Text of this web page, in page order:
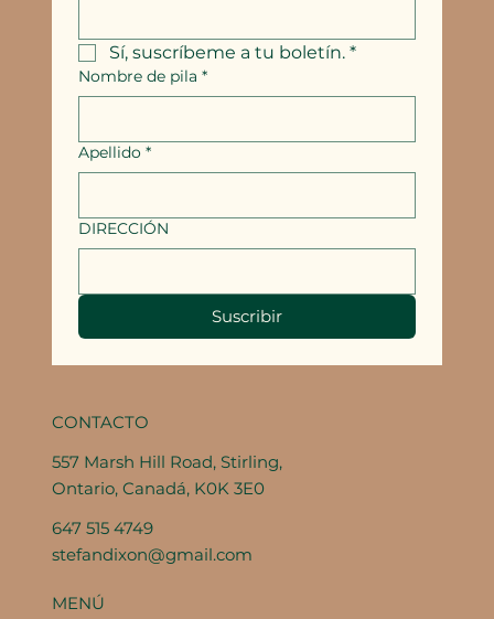
Sí, suscríbeme a tu boletín. *
Nombre de pila *
Apellido *
DIRECCIÓN
Suscribir
CONTACTO
557 Marsh Hill Road, Stirling,
Ontario, Canadá, K0K 3E0
647 515 4749
stefandixon@gmail.com
MENÚ